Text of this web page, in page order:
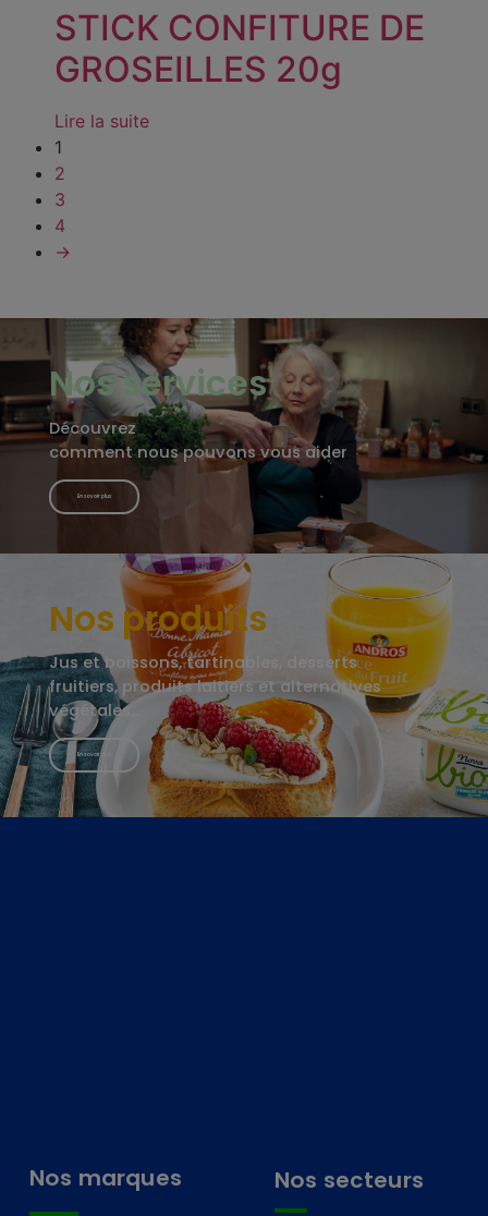
STICK CONFITURE DE
GROSEILLES 20g
Lire la suite
1
2
3
4
→
Nos services
Découvrez
comment nous pouvons vous aider
En savoir plus
Nos produits
Jus et boissons, tartinables, desserts
fruitiers, produits laitiers et alternatives
végétales…
En savoir plus
Nos marques Nos secteurs